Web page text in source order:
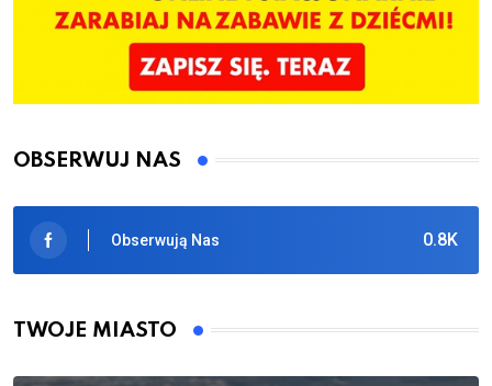
OBSERWUJ NAS
0.8K
Obserwują Nas
TWOJE MIASTO